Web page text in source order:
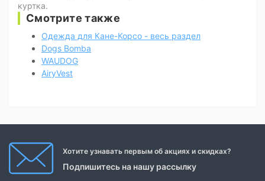
куртка.
Смотрите также
Одежда для Кане-Корсо - весь раздел
Dogs Bomba
WAUDOG
AiryVest
Хотите узнавать первым об акциях и скидках?
Подпишитесь на нашу рассылку